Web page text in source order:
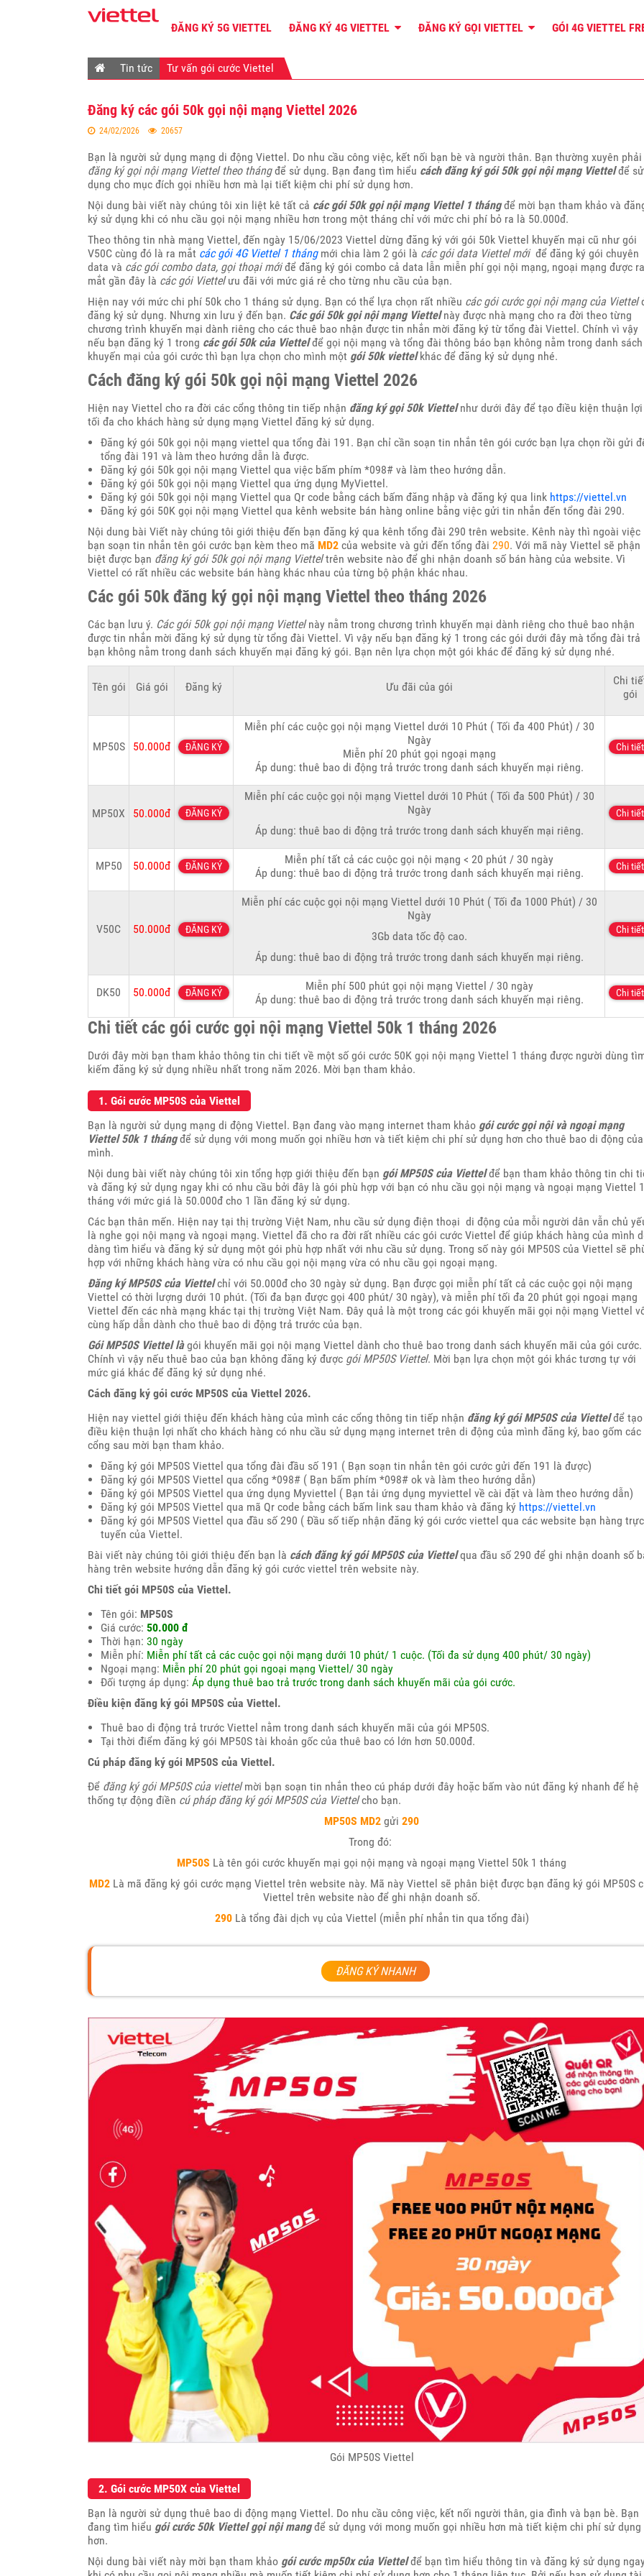
ĐĂNG KÝ 5G VIETTEL ĐĂNG KÝ 4G VIETTEL ĐĂNG KÝ GỌI VIETTEL GÓI 4G VIETTEL
Tin tức Tư vấn gói cước Viettel
Đăng ký các gói 50k gọi nội mạng Viettel 2026
24/02/2026 20657
Bạn là người sử dụng mạng di động Viettel. Do nhu cầu công việc, kết nối bạn bè và người thân. Bạn thường xuyên phải
đăng ký gọi nội mạng Viettel theo thángđể sử dụng. Bạn đang tìm hiểu cách đăng ký gói 50k gọi nội mạng Viettelđể sử
dụng cho mục đích gọi nhiều hơn mà lại tiết kiệm chi phí sử dụng hơn.
Nội dung bài viết này chúng tôi xin liệt kê tất cả các gói 50k gọi nội mạng Viettel 1 tháng để mời bạn tham khảo và
ký sử dụng khi có nhu cầu gọi nội mạng nhiều hơn trong một tháng chỉ với mức chi phí bỏ ra là 50.000đ.
Theo thông tin nhà mạng Viettel, đến ngày 15/06/2023 Viettel dừng đăng ký với gói 50k Viettel khuyến mại cũ như gói
V50C cùng đó là ra mắt các gói 4G Viettel 1 thángmới chia làm 2 gói là các gói data Viettel mớiđể đăng ký gói chuyên
data và các gói combo data, gọi thoại mớiđể đăng ký gói combo cả data lẫn miễn phí gọi nội mạng, ngoại mạng được ra
mắt gần đây là các gói Viettelưu đãi với mức giá rẻ cho từng nhu cầu của bạn.
Hiện nay với mức chi phí 50k cho 1 tháng sử dụng. Bạn có thể lựa chọn rất nhiều các gói cước gọi nội mạng của Viettel
đăng ký sử dụng. Nhưng xin lưu ý đến bạn. Các gói 50k gọi nội mạng Viettelnày được nhà mạng cho ra đời theo từng
chương trình khuyến mại dành riêng cho các thuê bao nhận được tin nhắn mời đăng ký từ tổng đài Viettel. Chính vì vậy
nếu bạn đăng ký 1 trong các gói 50k của Viettelđể gọi nội mạng và tổng đài thông báo bạn không nằm trong danh sách
khuyến mại của gói cước thì bạn lựa chọn cho mình một gói 50k viettelkhác để đăng ký sử dụng nhé.
Cách đăng ký gói 50k gọi nội mạng Viettel 2026
Hiện nay Viettel cho ra đời các cổng thông tin tiếp nhận đăng ký gọi 50k Viettelnhư dưới đây để tạo điều kiện thuận lợi
tối đa cho khách hàng sử dụng mạng Viettel đăng ký sử dụng.
Đăng ký gói 50k gọi nội mạng viettel qua tổng đài 191. Bạn chỉ cần soạn tin nhắn tên gói cước bạn lựa chọn rồi gửi
tổng đài 191 và làm theo hướng dẫn là được.
Đăng ký gói 50k gọi nội mạng Viettel qua việc bấm phím *098# và làm theo hướng dẫn.
Đăng ký gói 50k gọi nội mạng Viettel qua ứng dụng MyViettel.
Đăng ký gói 50k gọi nội mạng Viettel qua Qr code bằng cách bấm đăng nhập và đăng ký qua link https://viettel.vn
Đăng ký gói 50K gọi nội mạng Viettel qua kênh website bán hàng online bằng việc gửi tin nhắn đến tổng đài 290.
Nội dung bài Viết này chúng tôi giới thiệu đến bạn đăng ký qua kênh tổng đài 290 trên website. Kênh này thì ngoài việc
bạn soạn tin nhắn tên gói cước bạn kèm theo mã MD2 của website và gửi đến tổng đài 290. Với mã này Viettel sẽ phận
biệt được bạn đăng ký gói 50k gọi nội mạng Vietteltrên website nào để ghi nhận doanh số bán hàng của website. Vì
Viettel có rất nhiều các website bán hàng khác nhau của từng bộ phận khác nhau.
Các gói 50k đăng ký gọi nội mạng Viettel theo tháng 2026
Các bạn lưu ý. Các gói 50k gọi nội mạng Viettelnày nằm trong chương trình khuyến mại dành riêng cho thuê bao nhận
được tin nhắn mời đăng ký sử dụng từ tổng đài Viettel. Vì vậy nếu bạn đăng ký 1 trong các gói dưới đây mà tổng đài trả
bạn không nằm trong danh sách khuyến mại đăng ký gói. Bạn nên lựa chọn một gói khác để đăng ký sử dụng nhé.
Tên gói Giá gói Đăng ký Ưu đãi của gói
Chi
gói
MP50S 50.000đ ĐĂNG KÝ
Miễn phí các cuộc gọi nội mạng Viettel dưới 10 Phút ( Tối đa 400 Phút) / 30
Ngày
Miễn phí 20 phút gọi ngoại mạng
Áp dung: thuê bao di động trả trước trong danh sách khuyến mại riêng.
Chi tiết
MP50X 50.000đ ĐĂNG KÝ
Miễn phí các cuộc gọi nội mạng Viettel dưới 10 Phút ( Tối đa 500 Phút) / 30
Ngày
Áp dung: thuê bao di động trả trước trong danh sách khuyến mại riêng.
Chi tiết
MP50 50.000đ ĐĂNG KÝ
Miễn phí tất cả các cuộc gọi nội mạng < 20 phút / 30 ngày
Áp dung: thuê bao di động trả trước trong danh sách khuyến mại riêng.
Chi tiết
V50C 50.000đ ĐĂNG KÝ
Miễn phí các cuộc gọi nội mạng Viettel dưới 10 Phút ( Tối đa 1000 Phút) / 30
Ngày
3Gb data tốc độ cao.
Áp dung: thuê bao di động trả trước trong danh sách khuyến mại riêng.
Chi tiết
DK50 50.000đ ĐĂNG KÝ
Miễn phí 500 phút gọi nội mạng Viettel / 30 ngày
Áp dung: thuê bao di động trả trước trong danh sách khuyến mại riêng.
Chi tiết
Chi tiết các gói cước gọi nội mạng Viettel 50k 1 tháng 2026
Dưới đây mời bạn tham khảo thông tin chi tiết về một số gói cước 50K gọi nội mạng Viettel 1 tháng được người dùng
kiếm đăng ký sử dụng nhiều nhất trong năm 2026. Mời bạn tham khảo.
1. Gói cước MP50S của Viettel
Bạn là người sử dụng mạng di động Viettel. Bạn đang vào mạng internet tham khảo gói cước gọi nội và ngoại mạng
Viettel 50k 1 thángđể sử dụng với mong muốn gọi nhiều hơn và tiết kiệm chi phí sử dụng hơn cho thuê bao di động của
mình.
Nội dung bài viết này chúng tôi xin tổng hợp giới thiệu đến bạn gói MP50S của Viettelđể bạn tham khảo thông tin chi
và đăng ký sử dụng ngay khi có nhu cầu bởi đây là gói phù hợp với bạn có nhu cầu gọi nội mạng và ngoại mạng Viettel 1
tháng với mức giá là 50.000đ cho 1 lần đăng ký sử dụng.
Các bạn thân mến. Hiện nay tại thị trường Việt Nam, nhu cầu sử dụng điện thoại di động của mỗi người dân vẫn chủ
là nghe gọi nội mạng và ngoại mạng. Viettel đã cho ra đời rất nhiều các gói cước Viettel để giúp khách hàng của mình
dàng tìm hiểu và đăng ký sử dụng một gói phù hợp nhất với nhu cầu sử dụng. Trong số này gói MP50S của Viettel sẽ
hợp với những khách hàng vừa có nhu cầu gọi nội mạng vừa có nhu cầu gọi ngoại mạng.
Đăng ký MP50S của Viettelchỉ với 50.000đ cho 30 ngày sử dụng. Bạn được gọi miễn phí tất cả các cuộc gọi nội mạng
Viettel có thời lượng dưới 10 phút. (Tối đa bạn được gọi 400 phút/ 30 ngày), và miễn phí tối đa 20 phút gọi ngoại mạng
Viettel đến các nhà mạng khác tại thị trường Việt Nam. Đây quả là một trong các gói khuyến mãi gọi nội mạng Viettel
cùng hấp dẫn dành cho thuê bao di động trả trước của bạn.
Gói MP50S Viettel làgói khuyến mãi gọi nội mạng Viettel dành cho thuê bao trong danh sách khuyến mãi của gói cước.
Chính vì vậy nếu thuê bao của bạn không đăng ký được gói MP50S Viettel. Mời bạn lựa chọn một gói khác tương tự với
mức giá khác để đăng ký sử dụng nhé.
Cách đăng ký gói cước MP50S của Viettel 2026.
Hiện nay viettel giới thiệu đến khách hàng của mình các cổng thông tin tiếp nhận đăng ký gói MP50S của Viettelđể tạo
điều kiện thuận lợi nhất cho khách hàng có nhu cầu sử dụng mạng internet trên di động của mình đăng ký, bao gốm các
cổng sau mời bạn tham khảo.
Đăng ký gói MP50S Viettel qua tổng đài đầu số 191 ( Bạn soạn tin nhắn tên gói cước gửi đến 191 là được)
Đăng ký gói MP50S Viettel qua cổng *098# ( Bạn bấm phím *098# ok và làm theo hướng dẫn)
Đăng ký gói MP50S Viettel qua ứng dụng Myviettel ( Bạn tải ứng dụng myviettel về cài đặt và làm theo hướng dẫn)
Đăng ký gói MP50S Viettel qua mã Qr code bằng cách bấm link sau tham khảo và đăng ký https://viettel.vn
Đăng ký gói MP50S Viettel qua đầu số 290 ( Đầu số tiếp nhận đăng ký gói cước viettel qua các website bạn hàng trực
tuyến của Viettel.
Bài viết này chúng tôi giới thiệu đến bạn là cách đăng ký gói MP50S của Viettelqua đầu số 290 để ghi nhận doanh số
hàng trên website hướng dẫn đăng ký gói cước viettel trên website này.
Chi tiết gói MP50S của Viettel.
Tên gói: MP50S
Giá cước: 50.000 đ
Thời hạn: 30 ngày
Miễn phí: Miễn phí tất cả các cuộc gọi nội mạng dưới 10 phút/ 1 cuộc. (Tối đa sử dụng 400 phút/ 30 ngày)
Ngoại mạng: Miễn phí 20 phút gọi ngoại mạng Viettel/ 30 ngày
Đối tượng áp dụng: Áp dụng thuê bao trả trước trong danh sách khuyến mãi của gói cước.
Điều kiện đăng ký gói MP50S của Viettel.
Thuê bao di động trả trước Viettel nằm trong danh sách khuyến mãi của gói MP50S.
Tại thời điểm đăng ký gói MP50S tài khoản gốc của thuê bao có lớn hơn 50.000đ.
Cú pháp đăng ký gói MP50S của Viettel.
Để đăng ký gói MP50S của viettelmời bạn soạn tin nhắn theo cú pháp dưới đây hoặc bấm vào nút đăng ký nhanh để hệ
thống tự động điền cú pháp đăng ký gói MP50S của Viettelcho bạn.
MP50S MD2 gửi 290
Trong đó:
MP50S Là tên gói cước khuyến mại gọi nội mạng và ngoại mạng Viettel 50k 1 tháng
MD2Là mã đăng ký gói cước mạng Viettel trên website này. Mã này Viettel sẽ phân biệt được bạn đăng ký gói MP50S
Viettel trên website nào để ghi nhận doanh số.
290 Là tổng đài dịch vụ của Viettel (miễn phí nhắn tin qua tổng đài)
ĐĂNG KÝ NHANH
Gói MP50S Viettel
2. Gói cước MP50X của Viettel
Bạn là người sử dụng thuê bao di động mạng Viettel. Do nhu cầu công việc, kết nối người thân, gia đình và bạn bè. Bạn
đang tìm hiểu gói cước 50k Viettel gọi nội mangđể sử dụng với mong muốn gọi nhiều hơn mà tiết kiệm chi phí sử dụng
hơn.
Nội dung bài viết này mời bạn tham khảo gói cước mp50x của Viettelđể bạn tìm hiểu thông tin và đăng ký sử dụng